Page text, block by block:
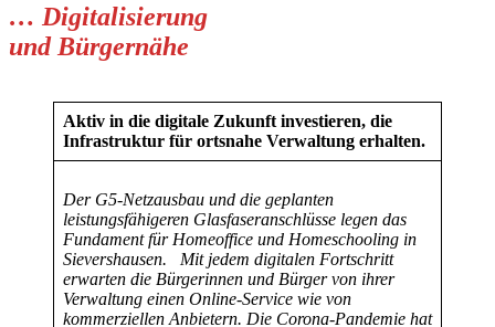
… Digitalisierung
und Bürgernähe
Aktiv in die digitale Zukunft investieren, die
Infrastruktur für ortsnahe Verwaltung erhalten.
Der G5-Netzausbau und die geplanten
leistungsfähigeren Glasfaseranschlüsse legen das
Fundament für Homeoffice und Homeschooling in
Sievershausen.
Mit jedem digitalen Fortschritt
erwarten die Bürgerinnen und Bürger von ihrer
Verwaltung einen Online-Service wie von
kommerziellen Anbietern. Die Corona-Pandemie hat